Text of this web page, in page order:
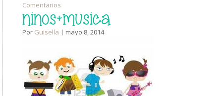
Comentarios
ninos+musica
Por Guisella | mayo 8, 2014